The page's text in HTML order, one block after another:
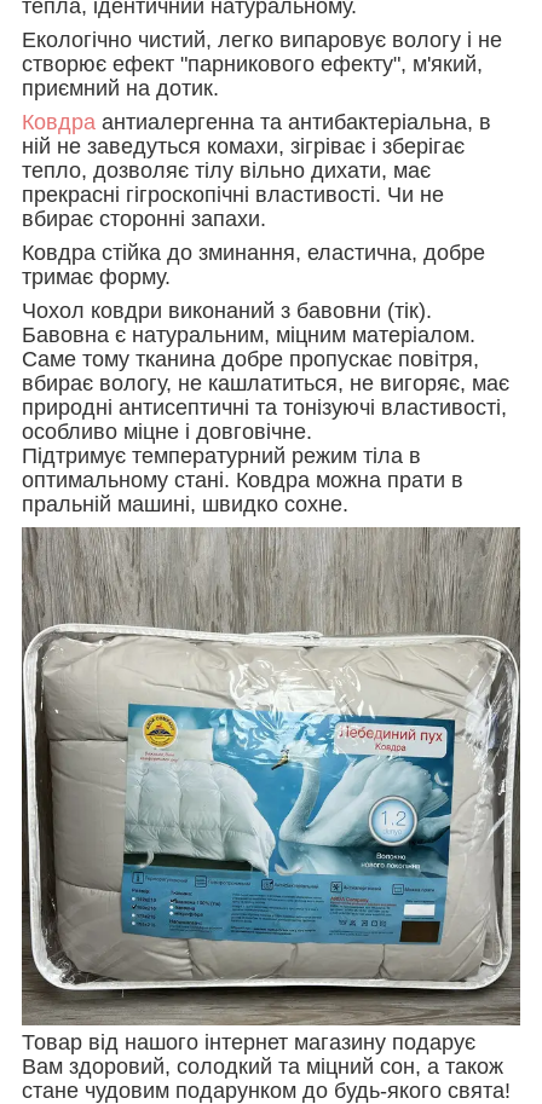
тепла, ідентичний натуральному.
Екологічно чистий, легко випаровує вологу і не
створює ефект "парникового ефекту", м'який,
приємний на дотик.
Ковдра антиалергенна та антибактеріальна, в
ній не заведуться комахи, зігріває і зберігає
тепло, дозволяє тілу вільно дихати, має
прекрасні гігроскопічні властивості. Чи не
вбирає сторонні запахи.
Ковдра стійка до зминання, еластична, добре
тримає форму.
Чохол ковдри виконаний з бавовни (тік).
Бавовна є натуральним, міцним матеріалом.
Саме тому тканина добре пропускає повітря,
вбирає вологу, не кашлатиться, не вигоряє, має
природні антисептичні та тонізуючі властивості,
особливо міцне і довговічне.
Підтримує температурний режим тіла в
оптимальному стані. Ковдра можна прати в
пральній машині, швидко сохне.
Товар від нашого інтернет магазину подарує
Вам здоровий, солодкий та міцний сон, а також
стане чудовим подарунком до будь-якого свята!